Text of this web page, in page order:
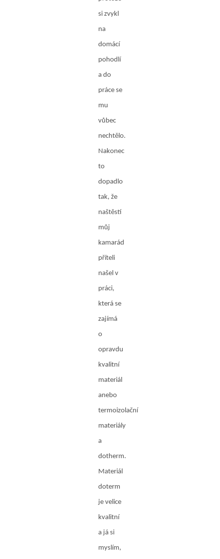
si zvykl
na
domácí
pohodlí
a do
práce se
mu
vůbec
nechtělo.
Nakonec
to
dopadlo
tak, že
naštěstí
můj
kamarád
příteli
našel v
práci,
která se
zajímá
o
opravdu
kvalitní
materiál
anebo
termoizolační
materiály
a
dotherm.
Materiál
doterm
je velice
kvalitní
a já si
myslím,